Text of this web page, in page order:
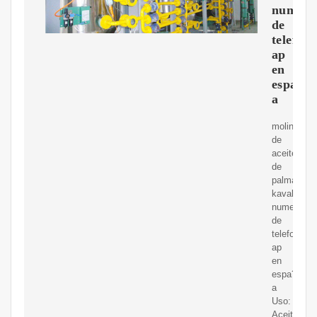
numero
de
telefono
ap
en
espa?
a
molino
de
aceite
de
palma
kavali
numero
de
telefono
ap
en
espa?
a
Uso:
Aceite